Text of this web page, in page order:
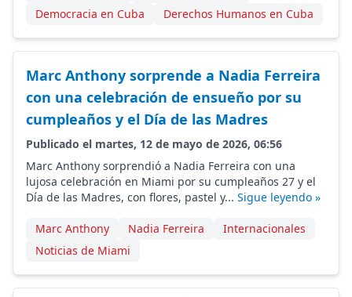
Democracia en Cuba
Derechos Humanos en Cuba
Marc Anthony sorprende a Nadia Ferreira
con una celebración de ensueño por su
cumpleaños y el Día de las Madres
Publicado el martes, 12 de mayo de 2026, 06:56
Marc Anthony sorprendió a Nadia Ferreira con una
lujosa celebración en Miami por su cumpleaños 27 y el
Día de las Madres, con flores, pastel y... Sigue leyendo »
Marc Anthony Nadia Ferreira
Internacionales
Noticias de Miami